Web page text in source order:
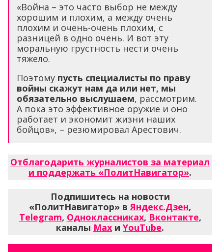
«Война – это часто выбор не между
хорошим и плохим, а между очень
плохим и очень-очень плохим, с
разницей в одно очень. И вот эту
моральную грустность нести очень
тяжело.
Поэтому пусть специалисты по праву
войны скажут нам да или нет, мы
обязательно выслушаем, рассмотрим.
А пока это эффективное оружие и оно
работает и экономит жизни наших
бойцов», – резюмировал Арестович.
Отблагодарить журналистов за материал
и поддержать «ПолитНавигатор».
Подпишитесь на новости
«ПолитНавигатор» в Яндекс.Дзен,
Telegram, Одноклассниках, Вконтакте,
каналы Max и YouTube.